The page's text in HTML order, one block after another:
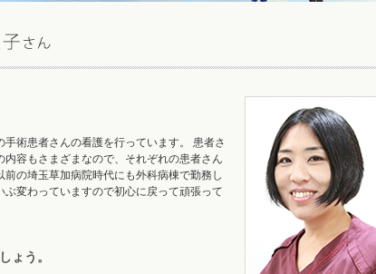
術患者さんの看護を行っています。 患者さ
容もさまざまなので、それぞれの患者さん
の埼玉草加病院時代にも外科病棟で勤務し
変わっていますので初心に戻って頑張って
ょう。